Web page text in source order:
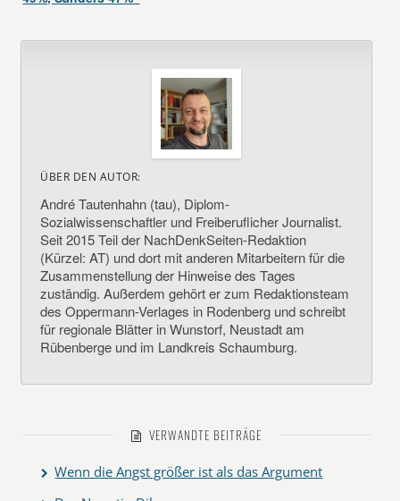
ÜBER DEN AUTOR:
André Tautenhahn (tau), Diplom-
Sozialwissenschaftler und Freiberuflicher Journalist.
Seit 2015 Teil der NachDenkSeiten-Redaktion
(Kürzel: AT) und dort mit anderen Mitarbeitern für die
Zusammenstellung der Hinweise des Tages
zuständig. Außerdem gehört er zum Redaktionsteam
des Oppermann-Verlages in Rodenberg und schreibt
für regionale Blätter in Wunstorf, Neustadt am
Rübenberge und im Landkreis Schaumburg.
VERWANDTE BEITRÄGE
Wenn die Angst größer ist als das Argument